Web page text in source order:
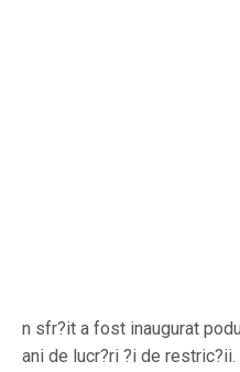
n sfr?it a fost inaugurat
ani de lucr?ri ?i de